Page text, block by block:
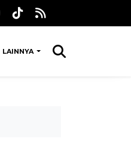
LAINNYA